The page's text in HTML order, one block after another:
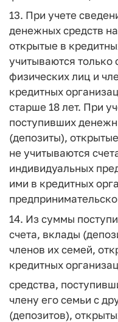
13. При учете
денежных средств
открытые в
учитываются только
физических лиц и
кредитных
старше 18 лет. При
поступивших
(депозиты),
не учитываются
индивидуальных
ими в кредитных
14. Из суммы
счета, вклады
членов их семей,
кредитных
средства,
члену его семьи с
(депозитов),